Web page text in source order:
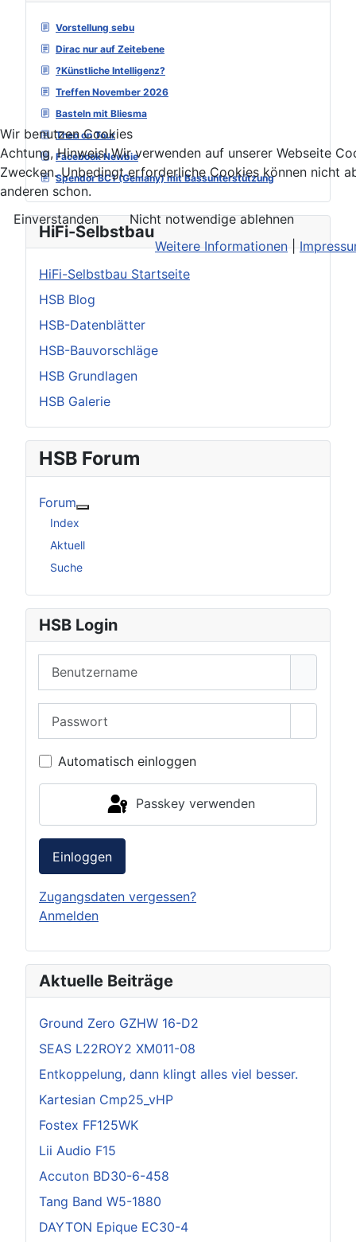
Vorstellung sebu
Dirac nur auf Zeitebene
?Künstliche Intelligenz?
Treffen November 2026
Basteln mit Bliesma
Theo on Tour
Facebook Newbie
Spendor BC1 (Gemany) mit Bassunterstützung
HiFi-Selbstbau
HiFi-Selbstbau Startseite
HSB Blog
HSB-Datenblätter
HSB-Bauvorschläge
HSB Grundlagen
HSB Galerie
HSB Forum
Forum
Index
Aktuell
Suche
HSB Login
Automatisch einloggen
Passkey verwenden
Einloggen
Zugangsdaten vergessen?
Anmelden
Aktuelle Beiträge
Ground Zero GZHW 16-D2
SEAS L22ROY2 XM011-08
Entkoppelung, dann klingt alles viel besser.
Kartesian Cmp25_vHP
Fostex FF125WK
Lii Audio F15
Accuton BD30-6-458
Tang Band W5-1880
DAYTON Epique EC30-4
Wir benutzen Cookies
Achtung, Hinweis! Wir verwenden auf unserer Webseite
Zwecken. Unbedingt erforderliche Cookies können nicht
anderen schon.
Einverstanden
Nicht notwendige ablehnen
Weitere Informationen|